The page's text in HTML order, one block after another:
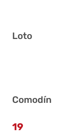
Loto
Comodín
19